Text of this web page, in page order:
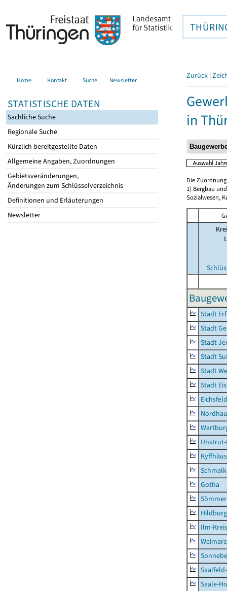
Home Kontakt Suche Newsletter
STATISTISCHE DATEN
Sachliche Suche
Regionale Suche
Kürzlich bereitgestellte Daten
Allgemeine Angaben, Zuordnungen
Gebietsveränderungen,
Änderungen zum Schlüsselverzeichnis
Definitionen und Erläuterungen
Newsletter
Zurück |
in
Die
1) Bergbau
Sozialwesen,
Stadt
Stadt
Stadt
Stadt
Stadt
Stadt
Eichsfeld
Gotha
Ilm-Kreis
Saale-